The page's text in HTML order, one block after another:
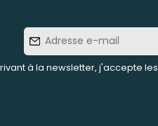
Adresse
e-mail
à la newsletter, j'accepte les